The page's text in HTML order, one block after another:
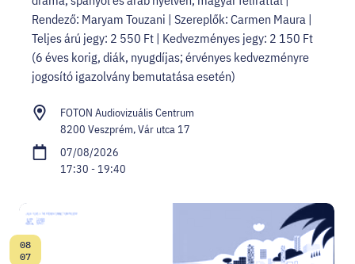
Rendező: Maryam Touzani | Szereplők: Carmen Maura |
Teljes árú jegy: 2 550 Ft | Kedvezményes jegy: 2 150 Ft
(6 éves korig, diák, nyugdíjas; érvényes kedvezményre
jogosító igazolvány bemutatása esetén)
FOTON Audiovizuális Centrum
8200 Veszprém, Vár utca 17
07/08/2026
17:30 - 19:40
Date:
08
07